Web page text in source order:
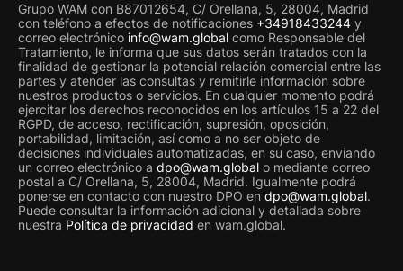
Grupo WAM con B87012654, C/ Orellana, 5, 28004, Madrid
con teléfono a efectos de notificaciones +34918433244 y
correo electrónico info@wam.global como Responsable del
Tratamiento, le informa que sus datos serán tratados con la
finalidad de gestionar la potencial relación comercial entre las
partes y atender las consultas y remitirle información sobre
nuestros productos o servicios. En cualquier momento podrá
ejercitar los derechos reconocidos en los artículos 15 a 22 del
RGPD, de acceso, rectificación, supresión, oposición,
portabilidad, limitación, así como a no ser objeto de
decisiones individuales automatizadas, en su caso, enviando
un correo electrónico a dpo@wam.global o mediante correo
postal a C/ Orellana, 5, 28004, Madrid. Igualmente podrá
ponerse en contacto con nuestro DPO en dpo@wam.global.
Puede consultar la información adicional y detallada sobre
nuestra Política de privacidad en wam.global.